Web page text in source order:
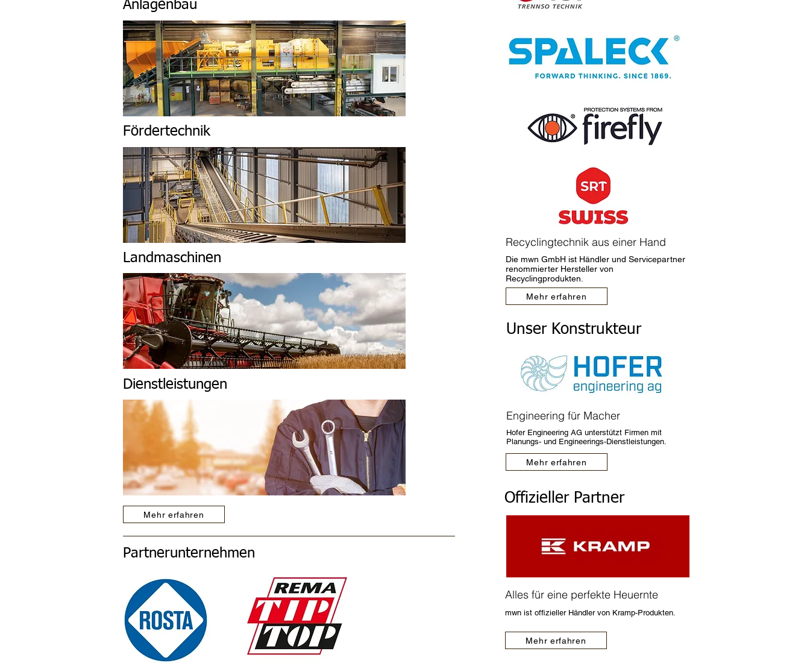
Anlagenbau
Fördertechnik
Landmaschinen
Dienstleistungen
Mehr erfahren
Partnerunternehmen
Recyclingtechnik aus einer Hand
Die mwn GmbH ist Händler und Servicepartner
renommierter Hersteller von
Recyclingprodukten.
Mehr erfahren
Unser Konstrukteur
Engineering für Macher
Hofer Engineering AG unterstützt Firmen mit
Planungs- und Engineerings-Dienstleistungen.
Mehr erfahren
Offizieller Partner
Alles für eine perfekte Heuernte
mwn ist offizieller Händler von Kramp-Produkten.
Mehr erfahren